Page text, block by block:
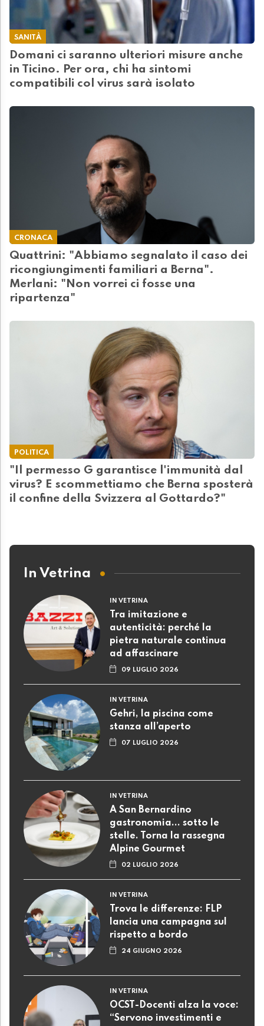
SANITÀ
Domani ci saranno ulteriori misure anche
in Ticino. Per ora, chi ha sintomi
compatibili col virus sarà isolato
CRONACA
Quattrini: "Abbiamo segnalato il caso dei
ricongiungimenti familiari a Berna".
Merlani: "Non vorrei ci fosse una
ripartenza"
POLITICA
"Il permesso G garantisce l'immunità dal
virus? E scommettiamo che Berna sposterà
il confine della Svizzera al Gottardo?"
In Vetrina
IN VETRINA
Tra imitazione e
autenticità: perché la
pietra naturale continua
ad affascinare
09 LUGLIO 2026
IN VETRINA
Gehri, la piscina come
stanza all’aperto
07 LUGLIO 2026
IN VETRINA
A San Bernardino
gastronomia... sotto le
stelle. Torna la rassegna
Alpine Gourmet
02 LUGLIO 2026
IN VETRINA
Trova le differenze: FLP
lancia una campagna sul
rispetto a bordo
24 GIUGNO 2026
IN VETRINA
OCST-Docenti alza la voce:
“Servono investimenti e